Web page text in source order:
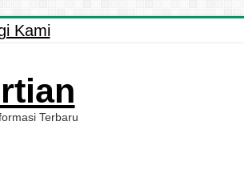
Kami
Terbaru